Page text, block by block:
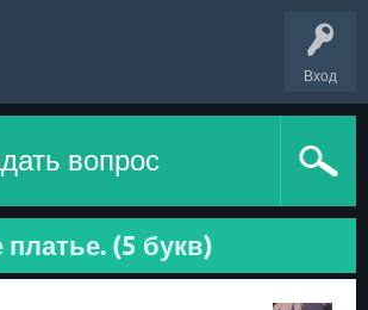
Вход
вопрос
платье. (5 букв)